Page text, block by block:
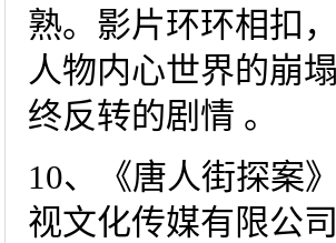
熟。影片环环相扣
人物内心世界的崩
终反转的剧情 。
10、《唐人街探案
视文化传媒有限公